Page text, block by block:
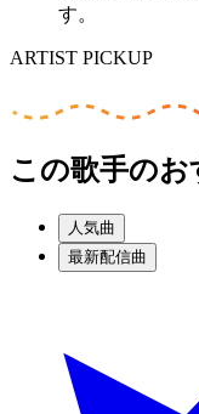
す。
ARTIST PICKUP
この歌手のお
人気曲
最新配信曲